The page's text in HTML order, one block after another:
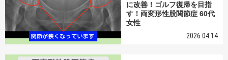
に改善！ゴルフ復帰を目指
す！両変形性股関節症 60代
女性
2026.04.14